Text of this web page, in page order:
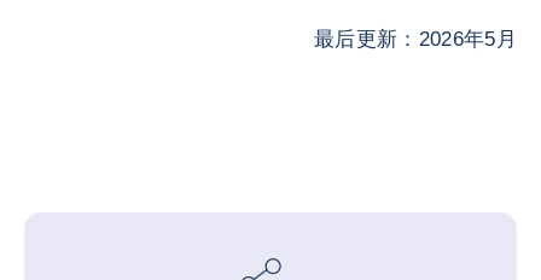
最后更新：2026年5月